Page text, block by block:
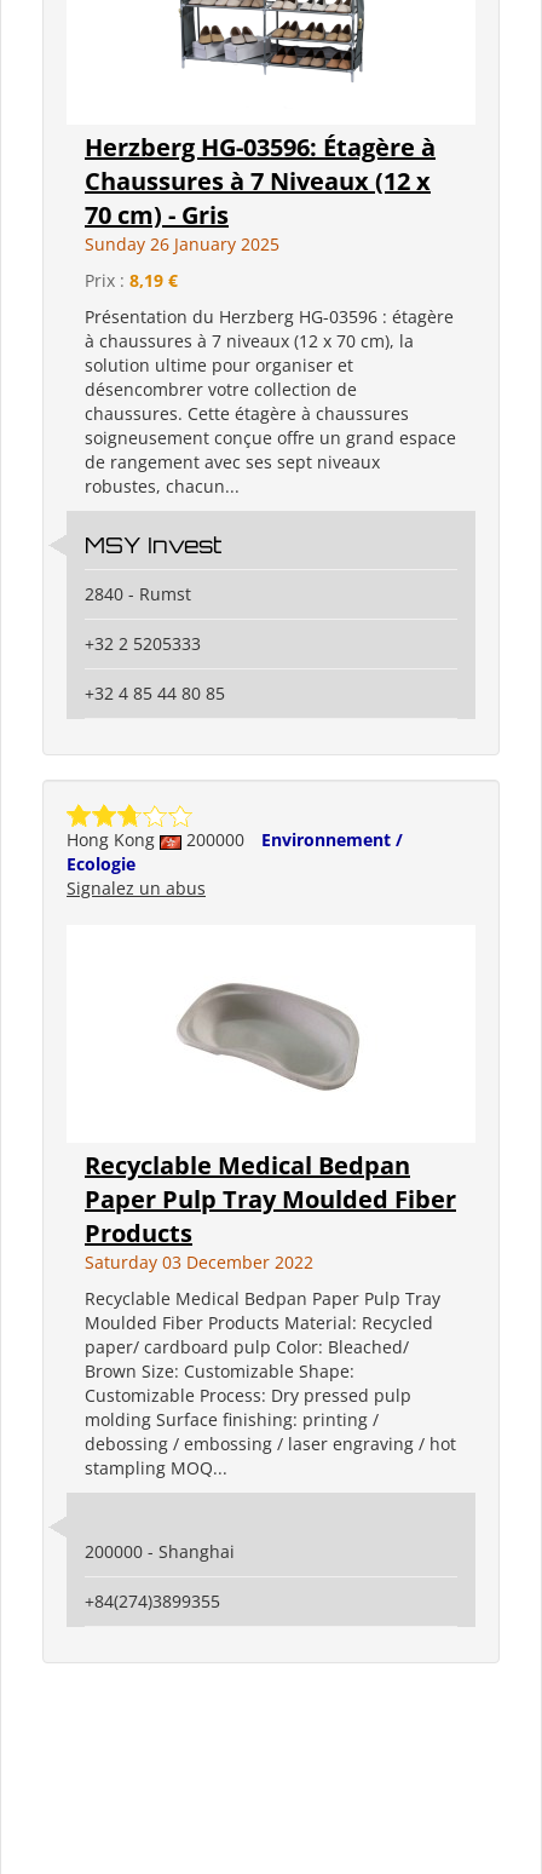
Herzberg HG-03596: Étagère à
Chaussures à 7 Niveaux (12 x
70 cm) - Gris
Sunday 26 January 2025
Prix : 8,19 €
Présentation du Herzberg HG-03596 : étagère
à chaussures à 7 niveaux (12 x 70 cm), la
solution ultime pour organiser et
désencombrer votre collection de
chaussures. Cette étagère à chaussures
soigneusement conçue offre un grand espace
de rangement avec ses sept niveaux
robustes, chacun...
MSY Invest
2840 - Rumst
+32 2 5205333
+32 4 85 44 80 85
Hong Kong 200000
Environnement /
Ecologie
Signalez un abus
Recyclable Medical Bedpan
Paper Pulp Tray Moulded Fiber
Products
Saturday 03 December 2022
Recyclable Medical Bedpan Paper Pulp Tray
Moulded Fiber Products Material: Recycled
paper/ cardboard pulp Color: Bleached/
Brown Size: Customizable Shape:
Customizable Process: Dry pressed pulp
molding Surface finishing: printing /
debossing / embossing / laser engraving / hot
stampling MOQ...
200000 - Shanghai
+84(274)3899355